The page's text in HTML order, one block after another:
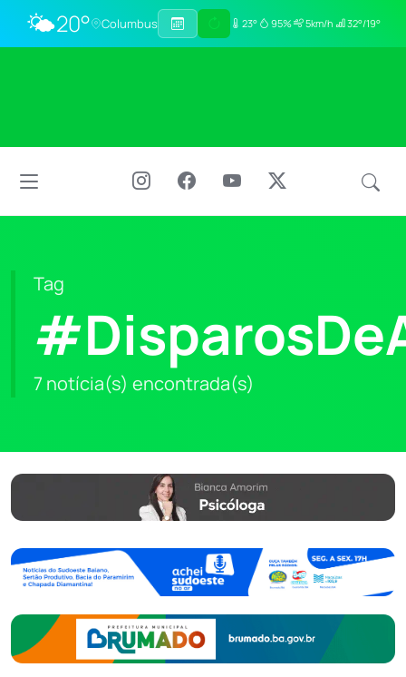
🌤️20° Columbus 23° 95% 5km/h 32°/19°
Tag
7 notícia(s) encontrada(s)